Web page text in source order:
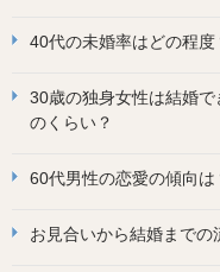
40代の未婚率はどの程
30歳の独身女性は結婚
のくらい？
60代男性の恋愛の傾向は
お見合いから結婚までの